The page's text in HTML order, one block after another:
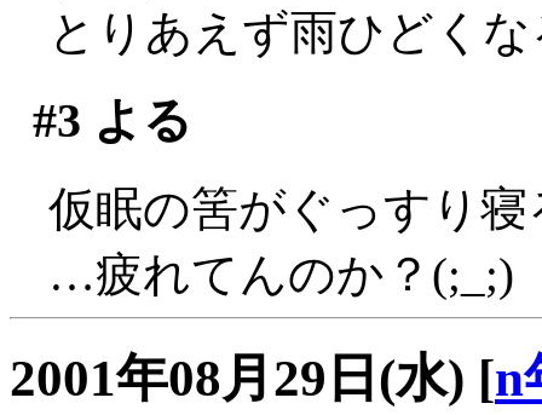
とりあえず雨ひどく
#3 よる
仮眠の筈がぐっすり
…疲れてんのか？(;_;)
2001年08月29日(水) [n